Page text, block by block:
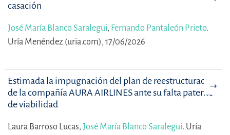
casación
José María Blanco Saralegui, Fernando Pantaleón Prieto.
Uría Menéndez (uria.com), 17/06/2026
Estimada la impugnación del plan de reestructuración
de la compañía AURA AIRLINES ante su falta patente
de viabilidad
Laura Barroso Lucas, José María Blanco Saralegui. Uría